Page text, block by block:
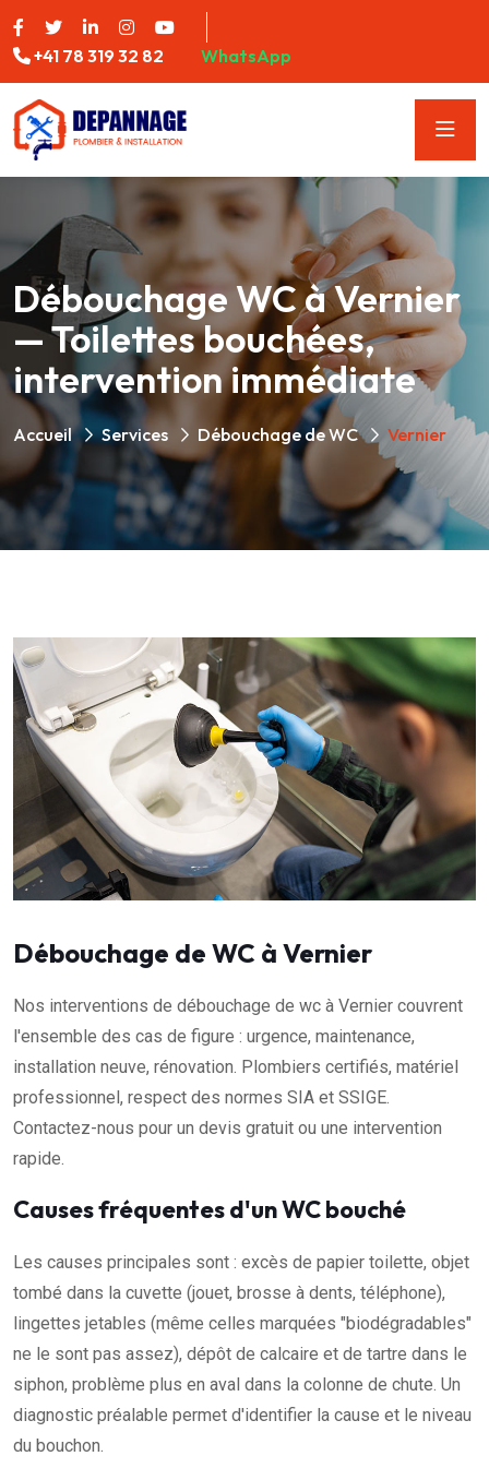
+41 78 319 32 82 WhatsApp
Débouchage WC à Vernier
— Toilettes bouchées,
intervention immédiate
Accueil Services Débouchage de WC Vernier
Débouchage de WC à Vernier
Nos interventions de débouchage de wc à Vernier couvrent
l'ensemble des cas de figure : urgence, maintenance,
installation neuve, rénovation. Plombiers certifiés, matériel
professionnel, respect des normes SIA et SSIGE.
Contactez-nous pour un devis gratuit ou une intervention
rapide.
Causes fréquentes d'un WC bouché
Les causes principales sont : excès de papier toilette, objet
tombé dans la cuvette (jouet, brosse à dents, téléphone),
lingettes jetables (même celles marquées "biodégradables"
ne le sont pas assez), dépôt de calcaire et de tartre dans le
siphon, problème plus en aval dans la colonne de chute. Un
diagnostic préalable permet d'identifier la cause et le niveau
du bouchon.